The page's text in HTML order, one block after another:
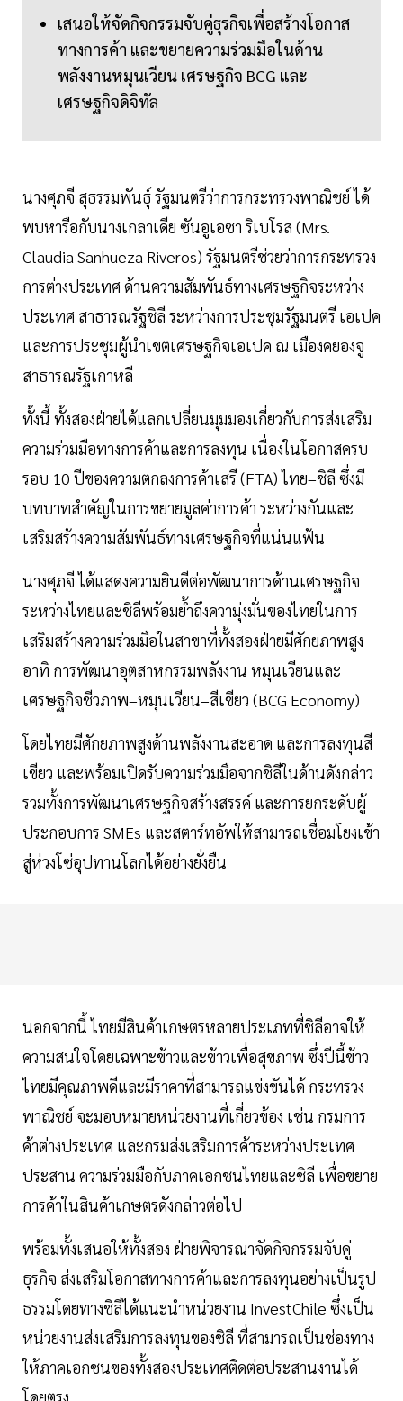
เสนอให้จัดกิจกรรมจับคู่ธุรกิจเพื่อสร้างโอกาส
ทางการค้า และขยายความร่วมมือในด้าน
พลังงานหมุนเวียน เศรษฐกิจ BCG และ
เศรษฐกิจดิจิทัล
นางศุภจี สุธรรมพันธุ์ รัฐมนตรีว่าการกระทรวงพาณิชย์ ได้
พบหารือกับนางเกลาเดีย ซันอูเอซา ริเบโรส (Mrs.
Claudia Sanhueza Riveros) รัฐมนตรีช่วยว่าการกระทรวง
การต่างประเทศ ด้านความสัมพันธ์ทางเศรษฐกิจระหว่าง
ประเทศ สาธารณรัฐชิลี ระหว่างการประชุมรัฐมนตรี เอเปค
และการประชุมผู้นำเขตเศรษฐกิจเอเปค ณ เมืองคยองจู
สาธารณรัฐเกาหลี
ทั้งนี้ ทั้งสองฝ่ายได้แลกเปลี่ยนมุมมองเกี่ยวกับการส่งเสริม
ความร่วมมือทางการค้าและการลงทุน เนื่องในโอกาสครบ
รอบ 10 ปีของความตกลงการค้าเสรี (FTA) ไทย–ชิลี ซึ่งมี
บทบาทสำคัญในการขยายมูลค่าการค้า ระหว่างกันและ
เสริมสร้างความสัมพันธ์ทางเศรษฐกิจที่แน่นแฟ้น
นางศุภจี ได้แสดงความยินดีต่อพัฒนาการด้านเศรษฐกิจ
ระหว่างไทยและชิลีพร้อมย้ำถึงความุ่งมั่นของไทยในการ
เสริมสร้างความร่วมมือในสาขาที่ทั้งสองฝ่ายมีศักยภาพสูง
อาทิ การพัฒนาอุตสาหกรรมพลังงาน หมุนเวียนและ
เศรษฐกิจชีวภาพ–หมุนเวียน–สีเขียว (BCG Economy)
โดยไทยมีศักยภาพสูงด้านพลังงานสะอาด และการลงทุนสี
เขียว และพร้อมเปิดรับความร่วมมือจากชิลีในด้านดังกล่าว
รวมทั้งการพัฒนาเศรษฐกิจสร้างสรรค์ และการยกระดับผู้
ประกอบการ SMEs และสตาร์ทอัพให้สามารถเชื่อมโยงเข้า
สู่ห่วงโซ่อุปทานโลกได้อย่างยั่งยืน
นอกจากนี้ ไทยมีสินค้าเกษตรหลายประเภทที่ชิลีอาจให้
ความสนใจโดยเฉพาะข้าวและข้าวเพื่อสุขภาพ ซึ่งปีนี้ข้าว
ไทยมีคุณภาพดีและมีราคาที่สามารถแข่งขันได้ กระทรวง
พาณิชย์ จะมอบหมายหน่วยงานที่เกี่ยวข้อง เช่น กรมการ
ค้าต่างประเทศ และกรมส่งเสริมการค้าระหว่างประเทศ
ประสาน ความร่วมมือกับภาคเอกชนไทยและชิลี เพื่อขยาย
การค้าในสินค้าเกษตรดังกล่าวต่อไป
พร้อมทั้งเสนอให้ทั้งสอง ฝ่ายพิจารณาจัดกิจกรรมจับคู่
ธุรกิจ ส่งเสริมโอกาสทางการค้าและการลงทุนอย่างเป็นรูป
ธรรมโดยทางชิลีได้แนะนำหน่วยงาน InvestChile ซึ่งเป็น
หน่วยงานส่งเสริมการลงทุนของชิลี ที่สามารถเป็นช่องทาง
ให้ภาคเอกชนของทั้งสองประเทศติดต่อประสานงานได้